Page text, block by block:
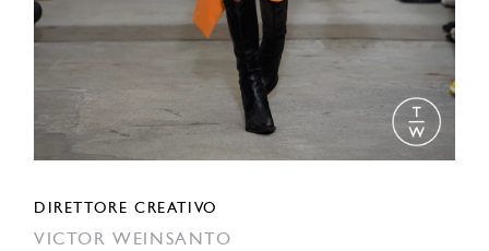
DIRETTORE CREATIVO
VICTOR WEINSANTO